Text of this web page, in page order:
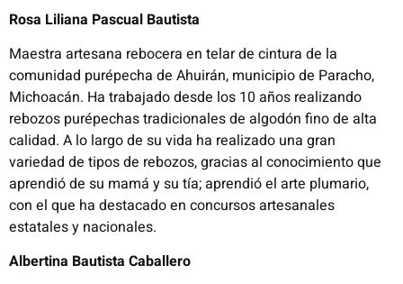
Rosa Liliana Pascual Bautista
Maestra artesana rebocera en telar de cintura de la
comunidad purépecha de Ahuirán, municipio de Paracho,
Michoacán. Ha trabajado desde los 10 años realizando
rebozos purépechas tradicionales de algodón fino de alta
calidad. A lo largo de su vida ha realizado una gran
variedad de tipos de rebozos, gracias al conocimiento que
aprendió de su mamá y su tía; aprendió el arte plumario,
con el que ha destacado en concursos artesanales
estatales y nacionales.
Albertina Bautista Caballero